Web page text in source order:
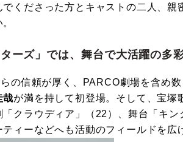
くださった方とキャストの二人、親
ーズ」では、舞台で大活躍の多
の信頼が厚く、PARCO劇場を含め
哉が満を持して初登場。そして、宝塚
クラウディア」（22）、舞台「キ
ィーなどへも活動のフィールドを広